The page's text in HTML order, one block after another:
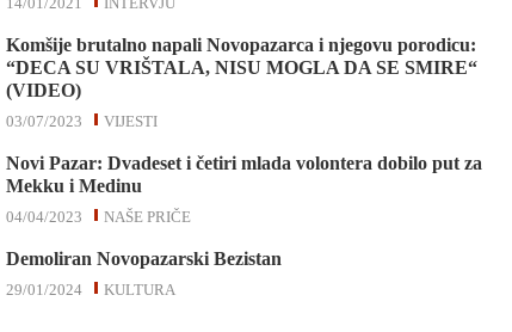
Komšije brutalno napali Novopazarca i njegovu porodicu:
“DECA SU VRIŠTALA, NISU MOGLA DA SE SMIRE“
(VIDEO)
VIJESTI
03/07/2023
Novi Pazar: Dvadeset i četiri mlada volontera dobilo put za
Mekku i Medinu
NAŠE PRIČE
04/04/2023
Demoliran Novopazarski Bezistan
KULTURA
29/01/2024